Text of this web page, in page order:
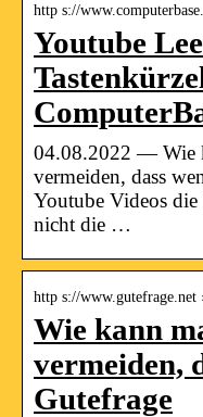
http s://
Youtube
04.08.2022 — Wie
vermeiden, dass
Youtube Videos die
nicht die …
http s://
Wie kann
vermeiden,
Gutefrage